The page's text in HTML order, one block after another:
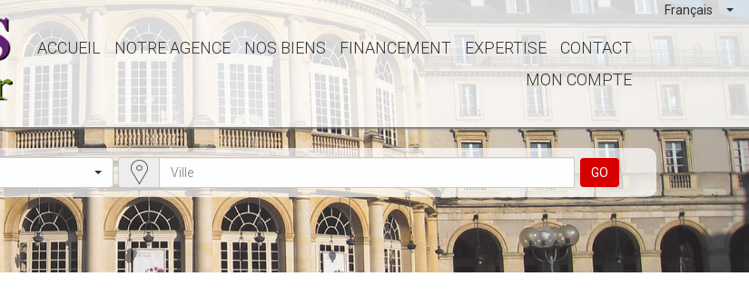
ACCUEIL NOTRE AGENCE NOS BIENS FINANCEMENT EXPERTISE
CONTACT
MON COMPTE
Français
GO